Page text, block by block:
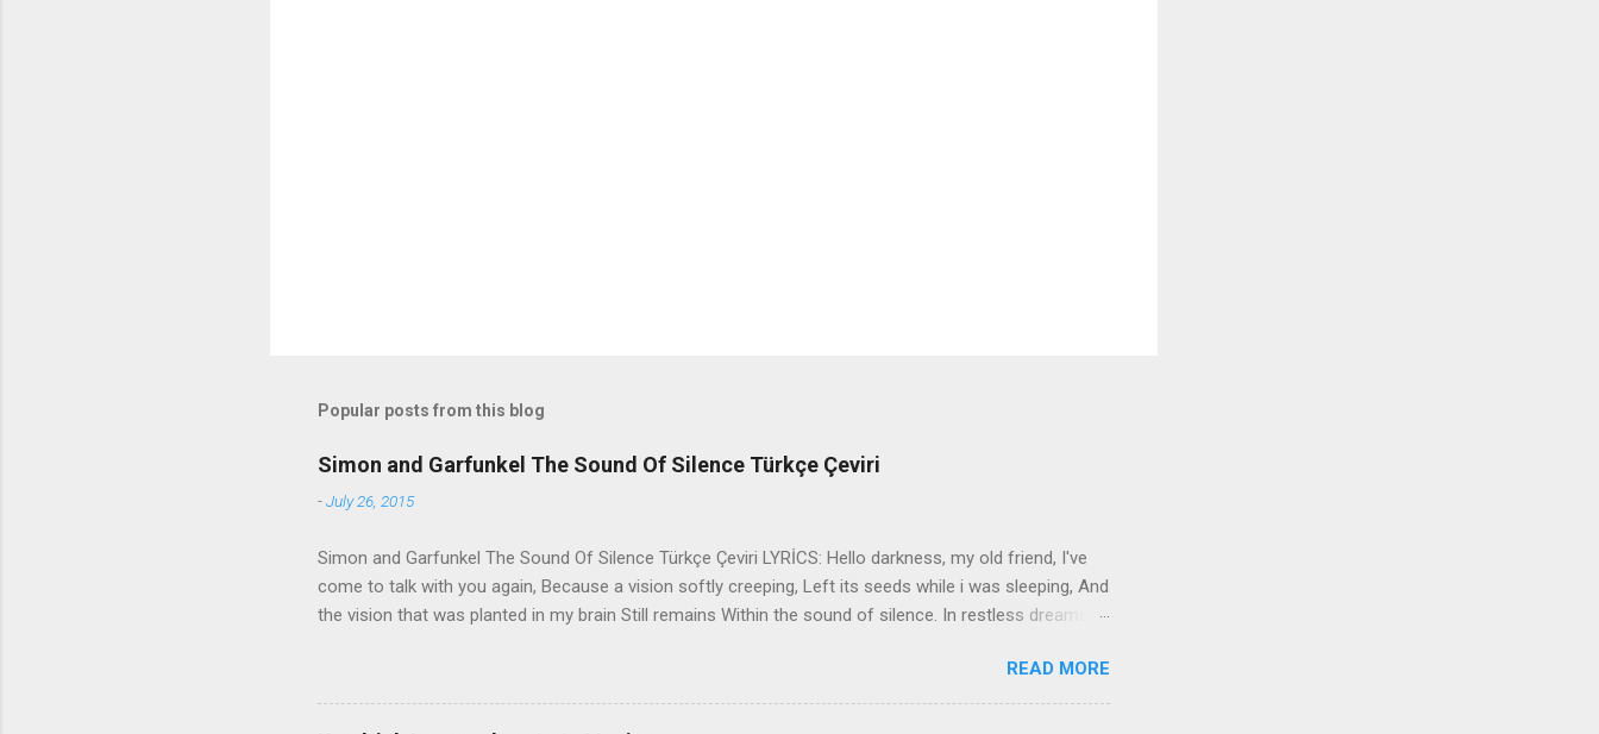
Popular posts from this blog
Simon and Garfunkel The Sound Of Silence Türkçe Çeviri
-July 26, 2015
Simon and Garfunkel The Sound Of Silence Türkçe Çeviri LYRİCS: Hello darkness, my old friend, I've
come to talk with you again, Because a vision softly creeping, Left its seeds while i was sleeping, And
the vision that was planted in my brain Still remains Within the sound of silence. In restless dreams i
the cold and damp When my eyes were stabbed by the flash of a neon light That split the night And
touched the sound of silence. And in the naked light i saw Ten thousand people, maybe more. People
talking without speaking, People hearing without listening, People writing songs that voices never
READ MORE